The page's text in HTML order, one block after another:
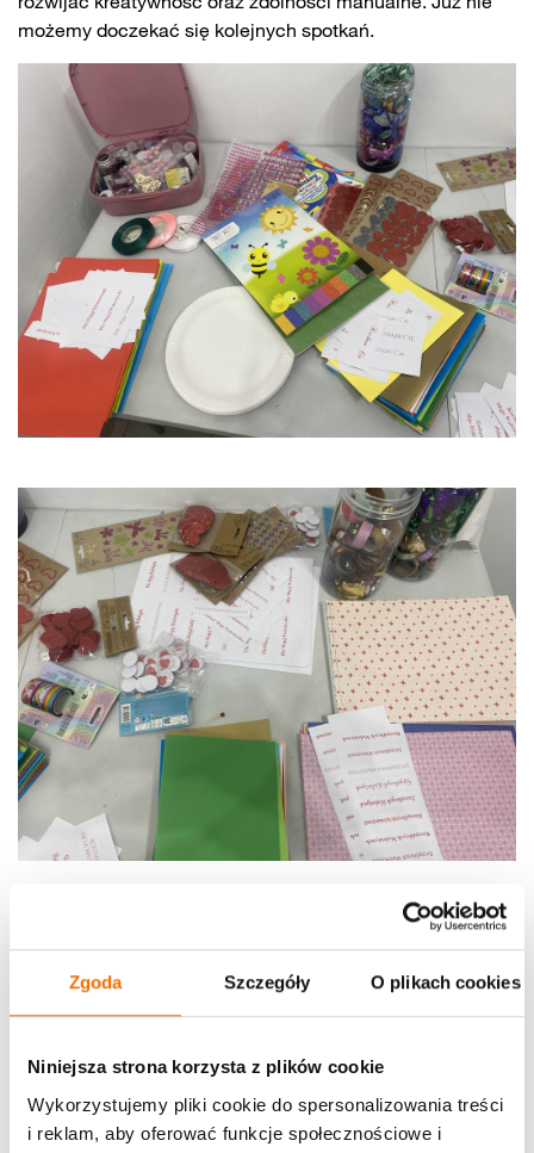
Zgoda Szczegóły O plikach cookies
Niniejsza strona korzysta z plików cookie
Wykorzystujemy pliki cookie do spersonalizowania treści
i reklam, aby oferować funkcje społecznościowe i
możemy doczekać się kolejnych spotkań.